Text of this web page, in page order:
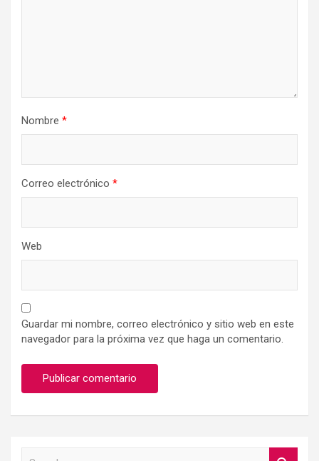
Nombre *
Correo electrónico *
Web
Guardar mi nombre, correo electrónico y sitio web en este
navegador para la próxima vez que haga un comentario.